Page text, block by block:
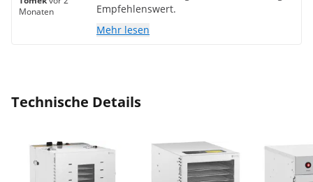
Monaten
Empfehlenswert.
Mehr lesen
Technische Details